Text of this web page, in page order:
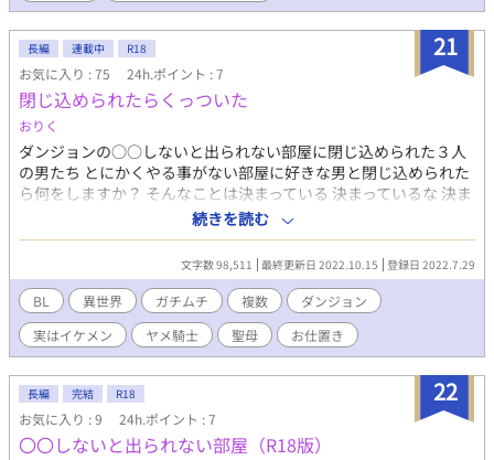
21
長編 連載中 R18
お気に入り : 75 24h.ポイント : 7
閉じ込められたらくっついた
おりく
ダンジョンの○○しないと出られない部屋に閉じ込められた３人
の男たち とにかくやる事がない部屋に好きな男と閉じ込められた
ら何をしますか？ そんなことは決まっている 決まっているな 決ま
ってんのか？ 爛れた日々を送ったあとで開放されると事態は急変
する 俺のモンに手え出すとは… 覚悟はできてんだろうな ああ…ジ
ーン ジーン……ぽっ ちょっと待て！ オレだってジーンのこと！！
わたしにも秘めたる想いが…… そんな話………になる予定 長編に
なりそうです 見切り発車です ストックが切れたら不定期更新にな
ります 現在、２日〜４日に１話の更新です 視点が入れ代わります
素人がスマホでポチポチ書いています 何でも許せる方、お付き合
いください
続きを読む
文字数 98,511 最終更新日 2022.10.15 登録日 2022.7.29
BL 異世界 ガチムチ 複数
ダンジョン
実はイケメン
ヤメ騎士 聖母 お仕置き
22
長編 完結 R18
お気に入り : 9 24h.ポイント : 7
〇〇しないと出られない部屋（R18版）